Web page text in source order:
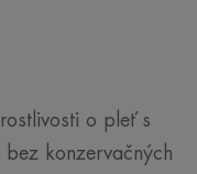
o pleť s
konzervačných